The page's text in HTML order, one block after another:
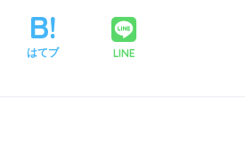
はてブ LINE